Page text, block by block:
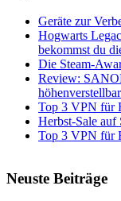
Geräte zur
Hogwarts
bekommst du
Die Steam-
Review:
Top 3 VPN für
Herbst-Sale auf
Top 3 VPN für
Neuste Beiträge